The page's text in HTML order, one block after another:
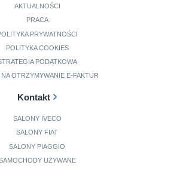
AKTUALNOŚCI
PRACA
PRYWATNOŚCI
POLITYKA COOKIES
PODATKOWA
OTRZYMYWANIE E-FAKTUR
Kontakt
SALONY IVECO
SALONY FIAT
SALONY PIAGGIO
UŻYWANE